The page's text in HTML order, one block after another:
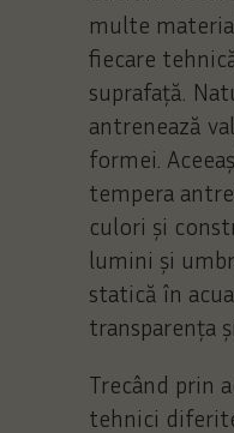
multe
fiecare
suprafață.
antrenează
formei.
tempera
culori și
lumini și
statică în
transparența
Trecând prin
tehnici